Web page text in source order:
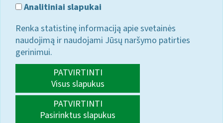
Analitiniai slapukai
Renka statistinę informaciją apie svetainės
naudojimą ir naudojami Jūsų naršymo patirties
gerinimui.
PATVIRTINTI
Visus slapukus
PATVIRTINTI
Pasirinktus slapukus